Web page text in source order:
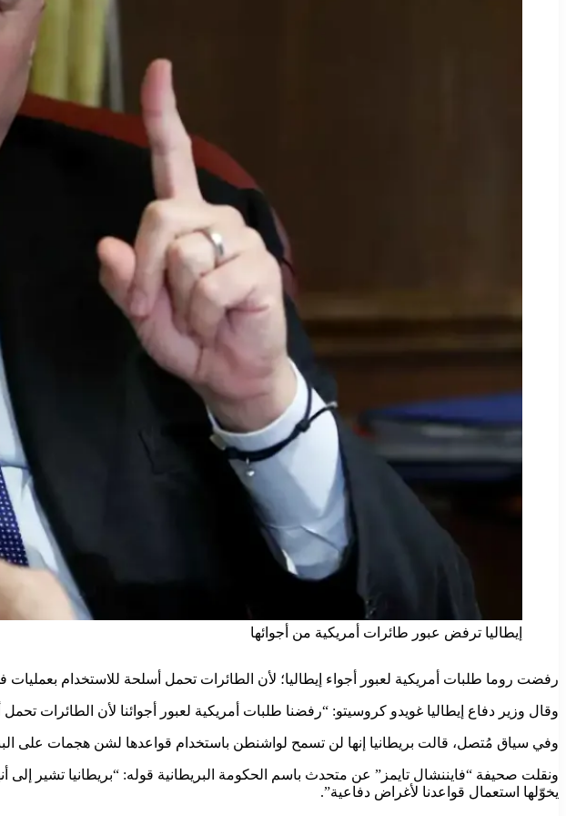
إيطاليا ترفض عبور طائرات أمريكية من أجوائها
رفضت روما طلبات أمريكية لعبور أجواء إيطاليا؛ لأن الطائرات تحمل أسلحة للاستخدام
وقال وزير دفاع إيطاليا غويدو كروسيتو: “رفضنا طلبات أمريكية لعبور أجوائنا لأن الطائرات
وفي سياق مُتصل، قالت بريطانيا إنها لن تسمح لواشنطن باستخدام قواعدها لشن هجمات على البنية
ونقلت صحيفة “فايننشال تايمز” عن متحدث باسم الحكومة البريطانية قوله: “بريطانيا تشير إلى
يخوّلها استعمال قواعدنا لأغراض دفاعية”.